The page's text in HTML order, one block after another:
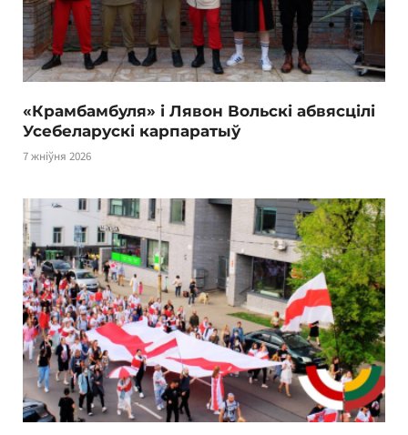
«Крамбамбуля» і Лявон Вольскі абвясцілі
Усебеларускі карпаратыў
7 жніўня 2026